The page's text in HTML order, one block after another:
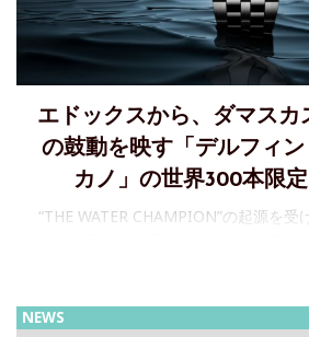
エドックスから、ダマスカ
の鼓動を映す「デルフィ
カノ」の世界300本限
“THE WATER CHAMPION”の起源を受
「デルフィン オリジナル メカノ」の
NEWS